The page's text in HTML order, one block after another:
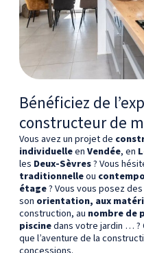
Bénéficiez de
constructeur de
Vous avez un projet de
individuelleenVendée, en
les Deux-Sèvres? Vous
traditionnelleou
étage? Vous vous posez
son orientation, aux
construction, au nombre de
piscinedans votre jardin … ?
que l’aventure de la